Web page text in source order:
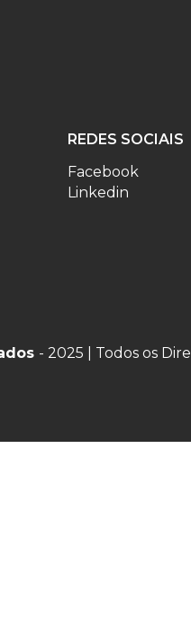
REDES SOCIAIS
Facebook
Linkedin
- 2025 | Todos os